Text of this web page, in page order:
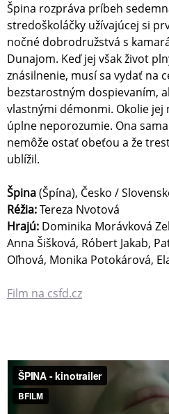
Špina rozpráva príbeh
stredoškoláčky užívajúcej si
nočné dobrodružstvá s
Dunajom. Keď jej však život
znásilnenie, musí sa vydať na
bezstarostným dospievaním,
vlastnými démonmi. Okolie jej
úplne neporozumie. Ona
nemôže ostať obeťou a že
ublížil.
Špina(Špína), Česko /
Réžia:Tereza Nvotová
Hrajú: Dominika Morávková
Anna Šišková, Róbert Jakab,
Oľhová, Monika Potokárová,
Film na csfd.cz